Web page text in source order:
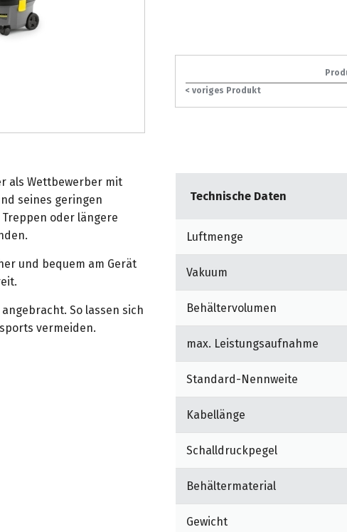
< voriges Produkt
als Wettbewerber mit
seines geringen
oder längere
und bequem am Gerät
So lassen sich
vermeiden.
die Kleindüsen direkt
schnell zur Hand,
Technische Daten
Luftmenge
Vakuum
Behältervolumen
max. Leistungsaufnahme
Standard-Nennweite
Kabellänge
Schalldruckpegel
Behältermaterial
Gewicht